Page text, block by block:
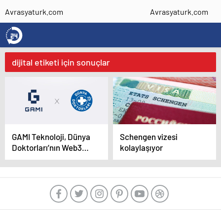
Avrasyaturk.com Avrasyaturk.com
dijital etiketi için sonuçlar
GAMI Teknoloji, Dünya
Doktorları’nın Web3
dönüşümüne öncülük
edecek
Schengen vizesi
kolaylaşıyor